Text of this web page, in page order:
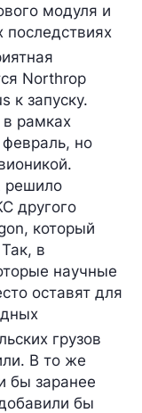
модуля и
Northrop
к запуску.
в рамках
февраль, но
.
решило
другого
, который
в
научные
оставят для
грузов
В то же
бы заранее
бы